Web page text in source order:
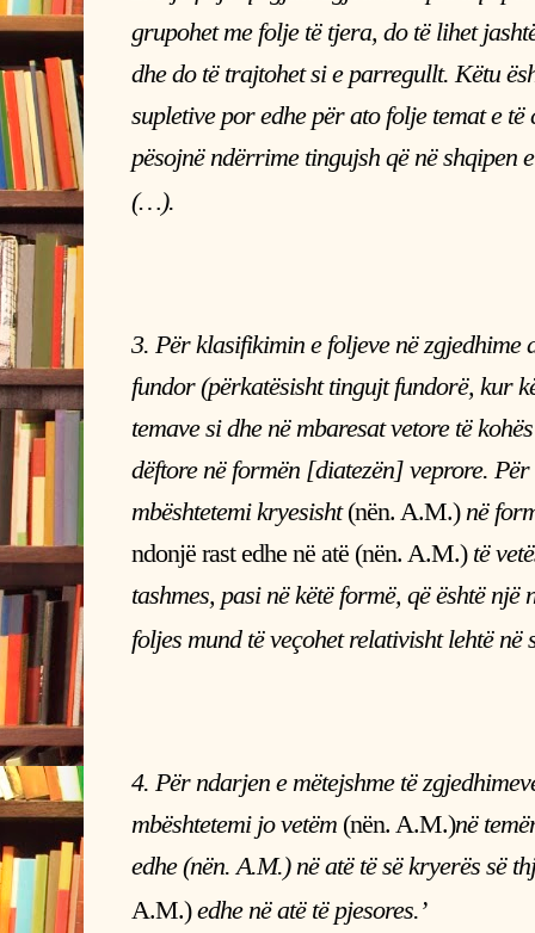
grupohet me folje të tjera, do të lihet
dhe do të trajtohet si e parregullt. Këtu
supletive por edhe për ato folje temat e
pësojnë ndërrime tingujsh që në shqipen
(…).
3. Për klasifikimin e foljeve në zgjedhime
fundor (përkatësisht tingujt fundorë, kur
temave si dhe në mbaresat vetore të
dëftore në formën [diatezën] veprore.
mbështetemi kryesisht(nën. A.M.)në
ndonjë rast edhe në atë (nën. A.M.) të
tashmes, pasi në këtë formë, që është
foljes mund të veçohet relativisht lehtë në
4. Për ndarjen e mëtejshme të
mbështetemi jo vetëm (nën. A.M.)në
edhe (nën. A.M.) në atë të së kryerës së
A.M.)edhe në atë të pjesores.’